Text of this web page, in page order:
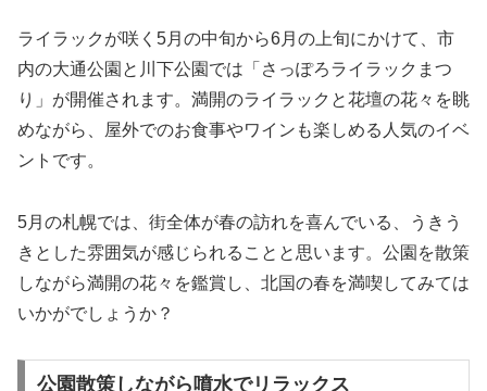
ライラックが咲く5月の中旬から6月の上旬にかけて、市
内の大通公園と川下公園では「さっぽろライラックまつ
り」が開催されます。満開のライラックと花壇の花々を眺
めながら、屋外でのお食事やワインも楽しめる人気のイベ
ントです。
5月の札幌では、街全体が春の訪れを喜んでいる、うきう
きとした雰囲気が感じられることと思います。公園を散策
しながら満開の花々を鑑賞し、北国の春を満喫してみては
いかがでしょうか？
公園散策しながら噴水でリラックス